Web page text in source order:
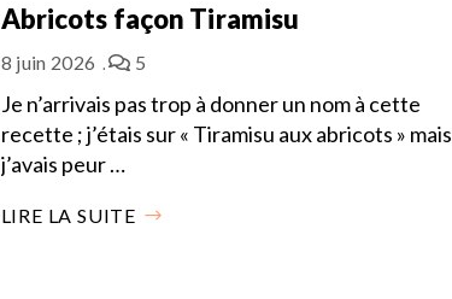
Abricots façon Tiramisu
8 juin 2026 5
Je n’arrivais pas trop à donner un nom à cette
recette ; j’étais sur « Tiramisu aux abricots » mais
j’avais peur …
LIRE LA SUITE